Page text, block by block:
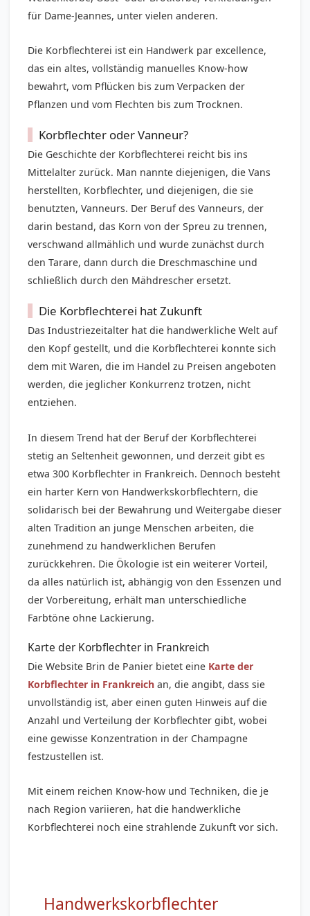
für Dame-Jeannes, unter vielen anderen.
Die Korbflechterei ist ein Handwerk par excellence,
das ein altes, vollständig manuelles Know-how
bewahrt, vom Pflücken bis zum Verpacken der
Pflanzen und vom Flechten bis zum Trocknen.
Korbflechter oder Vanneur?
Die Geschichte der Korbflechterei reicht bis ins
Mittelalter zurück. Man nannte diejenigen, die Vans
herstellten, Korbflechter, und diejenigen, die sie
benutzten, Vanneurs. Der Beruf des Vanneurs, der
darin bestand, das Korn von der Spreu zu trennen,
verschwand allmählich und wurde zunächst durch
den Tarare, dann durch die Dreschmaschine und
schließlich durch den Mähdrescher ersetzt.
Die Korbflechterei hat Zukunft
Das Industriezeitalter hat die handwerkliche Welt auf
den Kopf gestellt, und die Korbflechterei konnte sich
dem mit Waren, die im Handel zu Preisen angeboten
werden, die jeglicher Konkurrenz trotzen, nicht
entziehen.
In diesem Trend hat der Beruf der Korbflechterei
stetig an Seltenheit gewonnen, und derzeit gibt es
etwa 300 Korbflechter in Frankreich. Dennoch besteht
ein harter Kern von Handwerkskorbflechtern, die
solidarisch bei der Bewahrung und Weitergabe dieser
alten Tradition an junge Menschen arbeiten, die
zunehmend zu handwerklichen Berufen
zurückkehren. Die Ökologie ist ein weiterer Vorteil,
da alles natürlich ist, abhängig von den Essenzen und
der Vorbereitung, erhält man unterschiedliche
Farbtöne ohne Lackierung.
Karte der Korbflechter in Frankreich
Die Website Brin de Panier bietet eine Karte der
Korbflechter in Frankreich an, die angibt, dass sie
unvollständig ist, aber einen guten Hinweis auf die
Anzahl und Verteilung der Korbflechter gibt, wobei
eine gewisse Konzentration in der Champagne
festzustellen ist.
Mit einem reichen Know-how und Techniken, die je
nach Region variieren, hat die handwerkliche
Korbflechterei noch eine strahlende Zukunft vor sich.
Handwerkskorbflechter